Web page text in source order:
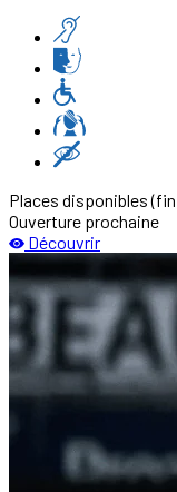
Places disponibles
Ouverture prochaine
Découvrir